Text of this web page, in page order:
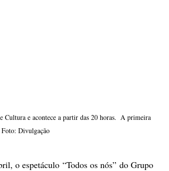
Cultura e acontece a partir das 20 horas.  A primeira
Foto: Divulgação
o espetáculo “Todos os nós” do Grupo